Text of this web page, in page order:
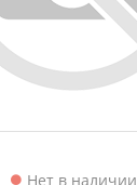
Нет в наличии